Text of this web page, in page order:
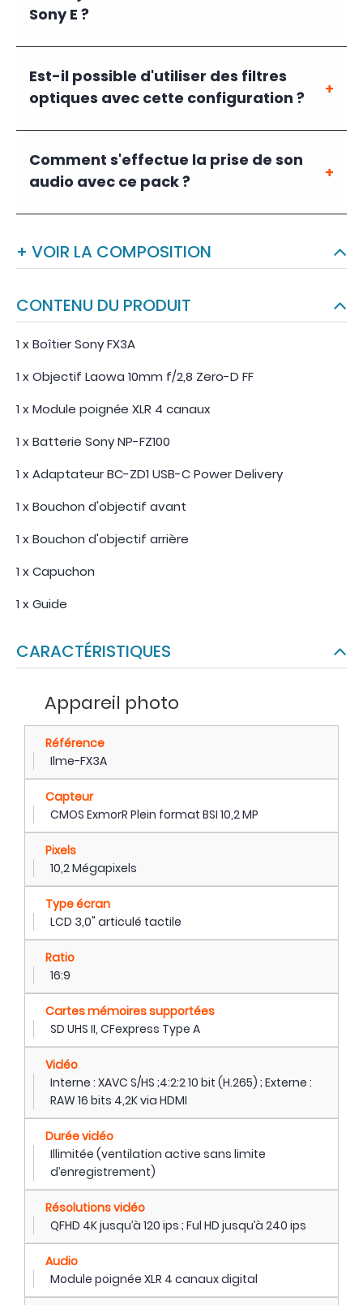
Sony E ?
Est-il possible d'utiliser des filtres
optiques avec cette configuration ?
Comment s'effectue la prise de son
audio avec ce pack ?
+ VOIR LA COMPOSITION
CONTENU DU PRODUIT
1 x Boîtier Sony FX3A
1 x Objectif Laowa 10mm f/2,8 Zero-D FF
1 x Module poignée XLR 4 canaux
1 x Batterie Sony NP-FZ100
1 x Adaptateur BC-ZD1 USB-C Power Delivery
1 x Bouchon d'objectif avant
1 x Bouchon d'objectif arrière
1 x Capuchon
1 x Guide
CARACTÉRISTIQUES
Appareil photo
Référence
Ilme-FX3A
Capteur
CMOS ExmorR Plein format BSI 10,2 MP
Pixels
10,2 Mégapixels
Type écran
LCD 3,0" articulé tactile
Ratio
16:9
Cartes mémoires supportées
SD UHS II, CFexpress Type A
Vidéo
Interne : XAVC S/HS ;4:2:2 10 bit (H.265) ; Externe :
RAW 16 bits 4,2K via HDMI
Durée vidéo
Illimitée (ventilation active sans limite
d’enregistrement)
Résolutions vidéo
QFHD 4K jusqu’à 120 ips ; Ful HD jusqu’à 240 ips
Audio
Module poignée XLR 4 canaux digital